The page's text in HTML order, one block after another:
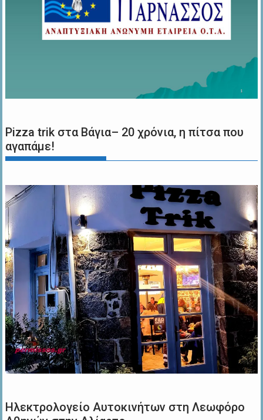
Pizza trik στα Βάγια– 20 χρόνια, η πίτσα που
αγαπάμε!
Ηλεκτρολογείο Αυτοκινήτων στη Λεωφόρο